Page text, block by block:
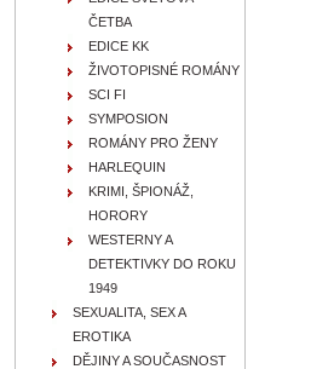
ČETBA
EDICE KK
ŽIVOTOPISNÉ ROMÁNY
SCI FI
SYMPOSION
ROMÁNY PRO ŽENY
HARLEQUIN
KRIMI, ŠPIONÁŽ,
HORORY
WESTERNY A
DETEKTIVKY DO ROKU
1949
SEXUALITA, SEX A
EROTIKA
DĚJINY A SOUČASNOST